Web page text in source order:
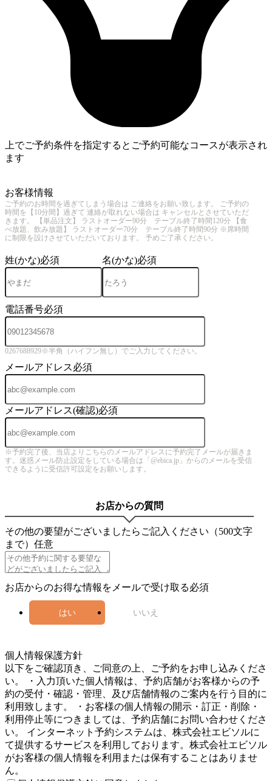
上でご予約条件を指定するとご予約可能なコースが表示され
ます
お客様情報
ご予約のお時間を過ぎてしまう場合は ご連絡をお願い致します。 ご予約の
時間を【10分間】過ぎて 連絡が取れない場合は キャンセルとさせていただ
きます。 【単品注文】 ラストオーダー90分 テーブル終了時間120分 【食
べ放題、飲み放題】 ラストオーダー70分 テーブル終了時間90分 ※席時間
に制限を設けさせていただいております。 予めご了承ください。
姓(かな)必須 名(かな)必須
電話番号必須
0267688929※半角（ハイフン無し）でご入力してください。
メールアドレス必須
メールアドレス(確認)必須
※予約完了後、当店よりこちらのメールアドレスに予約完了メールが届きま
す。迷惑メール防止設定をしている場合は「@ebica.jp」からのメールを受信
できるように受信許可設定をお願いします。
お店からの質問
その他の要望がございましたらご記入ください（500文字
まで） 任意
お店からのお得な情報をメールで受け取る必須
はい いいえ
個人情報保護方針
以下をご確認頂き、ご同意の上、ご予約をお申し込みくださ
い。 ・入力頂いた個人情報は、予約店舗がお客様からの予
約の受付・確認・管理、及び店舗情報のご案内を行う目的に
利用致します。 ・お客様の個人情報の開示・訂正・削除・
利用停止等につきましては、予約店舗にお問い合わせくださ
い。 インターネット予約システムは、株式会社エビソルに
て提供するサービスを利用しております。株式会社エビソル
がお客様の個人情報を利用または保有することはありませ
ん。